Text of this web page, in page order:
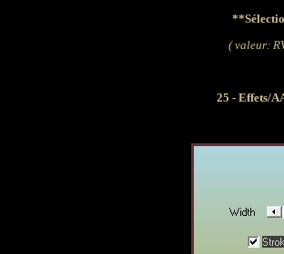
( valeur:
25 - Effets/